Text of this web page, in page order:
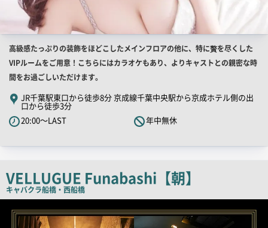
店
舗
PR
キ
ャ
ッ
コ
ー
高級感たっぷりの装飾をほどこしたメインフロアの他に、特に贅を尽くした
VIPルームをご用意！こちらにはカラオケもあり、よりキャストとの親密な時
間をお過ごしいただけます。
JR千葉駅東口から徒歩8分 京成線千葉中央駅から京成ホテル側の出
口から徒歩3分
20:00～LAST
年中無休
VELLUGUE Funabashi【朝】
キャバクラ船橋・西船橋
店